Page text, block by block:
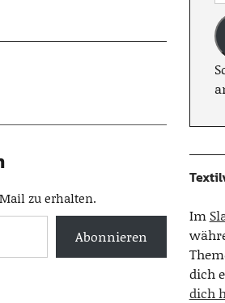
zu erhalten.
Abonnieren
Im
dich
dich